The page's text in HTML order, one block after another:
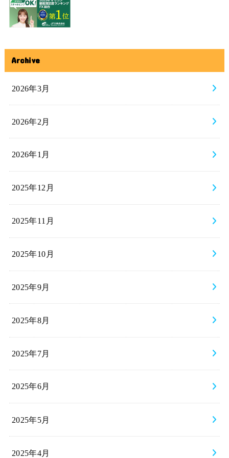
Archive
2026年3月
2026年2月
2026年1月
2025年12月
2025年11月
2025年10月
2025年9月
2025年8月
2025年7月
2025年6月
2025年5月
2025年4月